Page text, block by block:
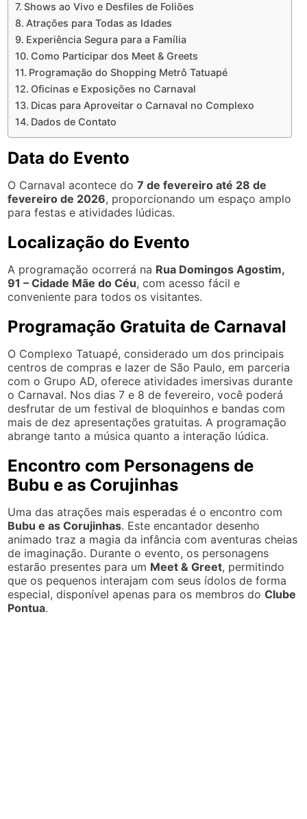
Shows ao Vivo e Desfiles de Foliões
Atrações para Todas as Idades
Experiência Segura para a Família
Como Participar dos Meet & Greets
Programação do Shopping Metrô Tatuapé
Oficinas e Exposições no Carnaval
Dicas para Aproveitar o Carnaval no Complexo
Dados de Contato
Data do Evento
O Carnaval acontece do7 de fevereiro até 28 de
fevereiro de 2026, proporcionando um espaço amplo
para festas e atividades lúdicas.
Localização do Evento
A programação ocorrerá na Rua Domingos Agostim,
91 – Cidade Mãe do Céu, com acesso fácil e
conveniente para todos os visitantes.
Programação Gratuita de Carnaval
O Complexo Tatuapé, considerado um dos principais
centros de compras e lazer de São Paulo, em parceria
com o Grupo AD, oferece atividades imersivas durante
o Carnaval. Nos dias 7 e 8 de fevereiro, você poderá
desfrutar de um festival de bloquinhos e bandas com
mais de dez apresentações gratuitas. A programação
abrange tanto a música quanto a interação lúdica.
Encontro com Personagens de
Bubu e as Corujinhas
Uma das atrações mais esperadas é o encontro com
Bubu e as Corujinhas. Este encantador desenho
animado traz a magia da infância com aventuras cheias
de imaginação. Durante o evento, os personagens
estarão presentes para um Meet & Greet, permitindo
que os pequenos interajam com seus ídolos de forma
especial, disponível apenas para os membros doClube
Pontua.